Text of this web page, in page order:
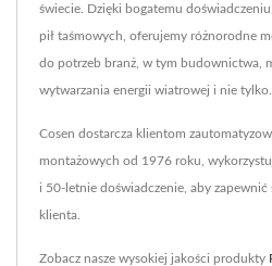
świecie. Dzięki bogatemu
pił taśmowych, oferujemy różnorodne
do potrzeb branż, w tym budownictwa,
wytwarzania energii wiatrowej i nie tylko.
Cosen dostarcza klientom
montażowych od 1976 roku,
i 50-letnie doświadczenie, aby zapewnić
klienta.
Zobacz nasze wysokiej jakości produkty